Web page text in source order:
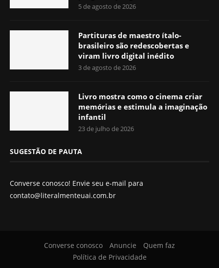
5 de agosto de 2026
Partituras de maestro ítalo-
brasileiro são redescobertas e
viram livro digital inédito
3 de agosto de 2026
Livro mostra como o cinema criar
memórias e estimula a imaginação
infantil
23 de julho de 2026
SUGESTÃO DE PAUTA
Converse conosco! Envie seu e-mail para
contato@literalmenteuai.com.br
Converse conosco Anuncie
Quem faz
Política de Privacidade